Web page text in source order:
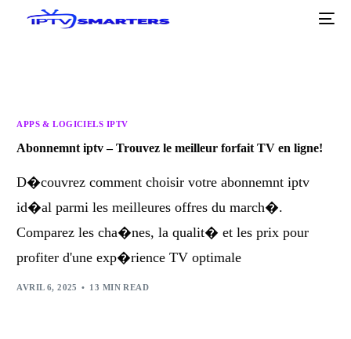
APPS & LOGICIELS IPTV
Abonnemnt iptv – Trouvez le meilleur forfait TV en ligne!
D�couvrez comment choisir votre abonnemnt iptv
id�al parmi les meilleures offres du march�.
Comparez les cha�nes, la qualit� et les prix pour
profiter d'une exp�rience TV optimale
AVRIL 6, 2025 13 MIN READ